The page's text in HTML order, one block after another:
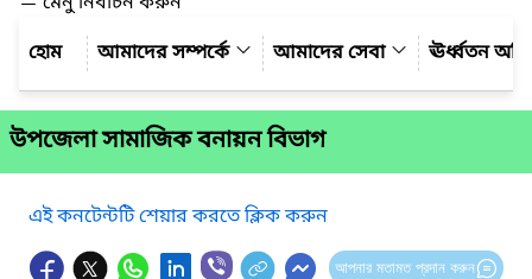
আমাদের সম্পর্কে
আমাদের সেবা ঊর্ধ্বতন
উপজেলা সামাজিক বনায়ন বিভাগ
এই কনটেন্টটি শেয়ার করতে ক্লিক করুন
আপনার মতামত প্রদান করুন